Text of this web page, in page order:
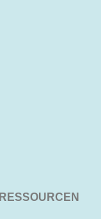
RESSOURCEN